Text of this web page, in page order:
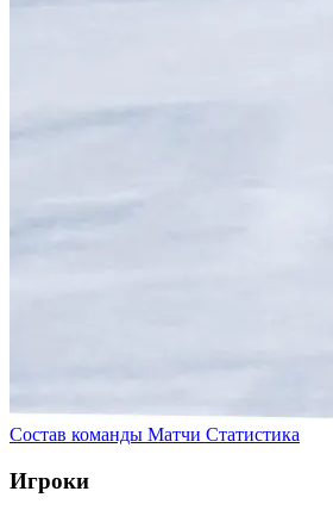
Состав команды Матчи Статистика
Игроки